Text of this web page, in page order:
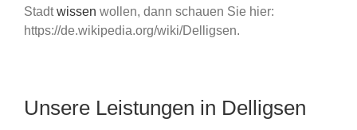
Stadtwissen wollen, dann schauen Sie hier:
https://de.wikipedia.org/wiki/Delligsen.
Unsere Leistungen in Delligsen